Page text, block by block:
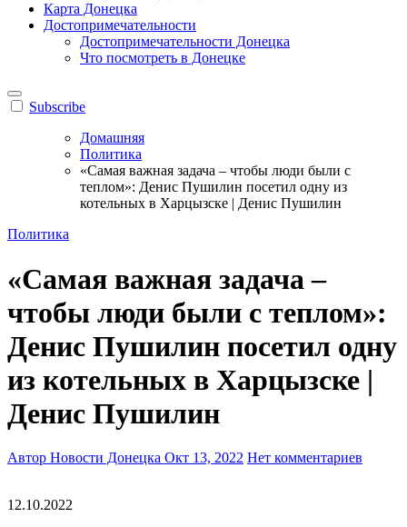
Карта Донецка
Достопримечательности
Достопримечательности Донецка
Что посмотреть в Донецке
Subscribe
Домашняя
Политика
«Самая важная задача – чтобы люди были с
теплом»: Денис Пушилин посетил одну из
котельных в Харцызске | Денис Пушилин
Политика
«Самая важная задача –
чтобы люди были с теплом»:
Денис Пушилин посетил одну
из котельных в Харцызске |
Денис Пушилин
Автор Новости Донецка Окт 13, 2022 Нет комментариев
12.10.2022